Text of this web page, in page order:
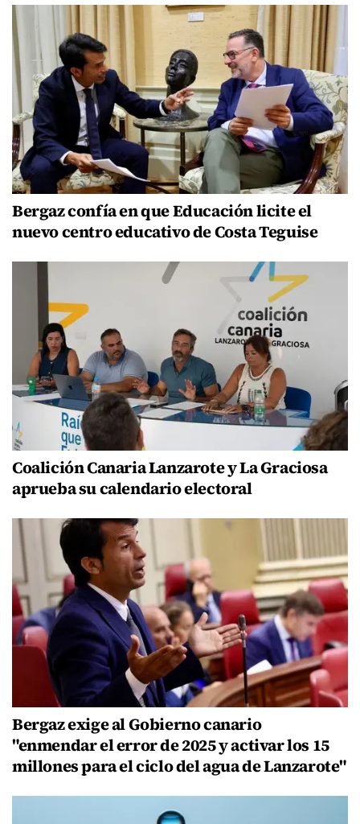
Bergaz confía en que Educación licite el
nuevo centro educativo de Costa Teguise
Coalición Canaria Lanzarote y La Graciosa
aprueba su calendario electoral
Bergaz exige al Gobierno canario
"enmendar el error de 2025 y activar los 15
millones para el ciclo del agua de Lanzarote"